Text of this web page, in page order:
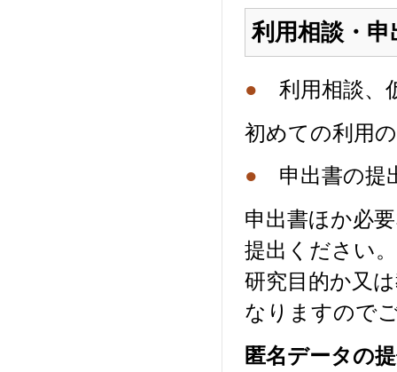
利用相談・
● 利用相談、
初めての利用
● 申出書の提
申出書ほか必
提出ください
研究目的か又
なりますので
匿名データの